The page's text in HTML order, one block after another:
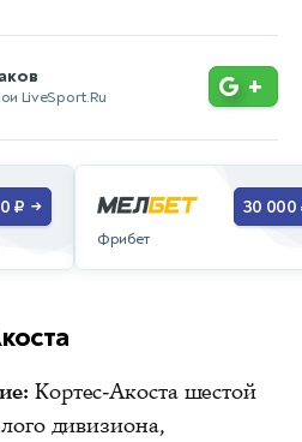
LiveSport.Ru +
₽ →
Фрибет
30 000
Кортес-Акоста шестой
дивизиона,